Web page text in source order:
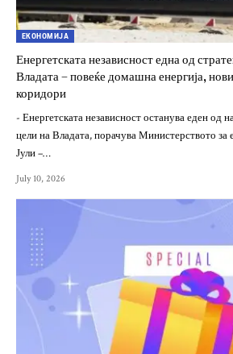
ЕКОНОМИЈА
Енергетската независност една од
Владата – повеќе домашна енергија,
коридори
- Енергетската независност останува еден од
цели на Владата, порачува Министерството за
Јули –…
July 10, 2026